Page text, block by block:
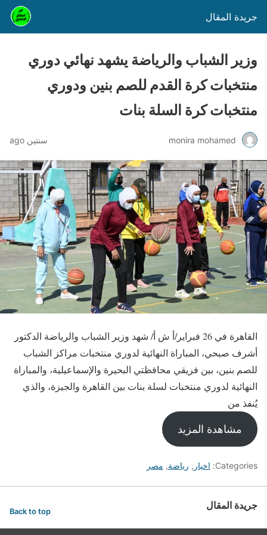
جريدة المقال
وزير الشباب والرياضة يشهد نهائي دوري
منتخبات كرة القدم للصم بنين ودوري
منتخبات كرة السلة بنات
monira mohamed سنتين ago
القاهرة في 26 فبراير/أ ش أ/ شهد وزير الشباب والرياضة الدكتور
أشرف صبحي، المباراة النهائية لدوري منتخبات مراكز الشباب
للصم بنين، بين فريقي محافظتي البحيرة والإسماعيلية، والمباراة
النهائية لدوري منتخبات لسلة بنات بين القاهرة والجيزة، والذي
يُنفذ من
مشاهدة المزيد
Categories: اخبار , رياضة, مصر
جريدة المقال Back to top